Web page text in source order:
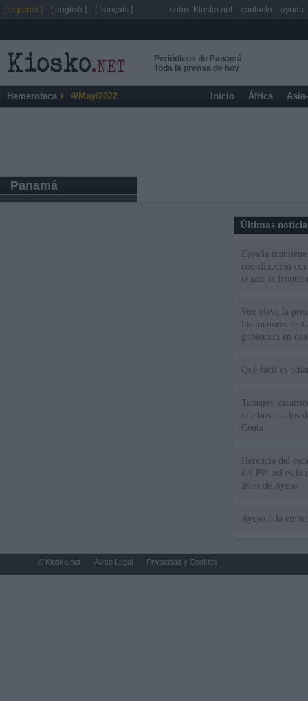
Periódicos de Panamá
Toda la prensa de hoy
Hemeroteca 4/May/2022 Inicio África
Panamá
Últimas
España
coordinación
cruzar la
Vox eleva la
los menores de
gobiernan en
Qué fácil es
Tatuajes,
que busca a los
Ceuta
Herencia del
del PP: así es la
ático de Ayuso
Ayuso o la
[ español ] [ english ] [ français ] sobre Kiosko.net contacto ayuda
© Kiosko.net Aviso Legal Privacidad y Cookies